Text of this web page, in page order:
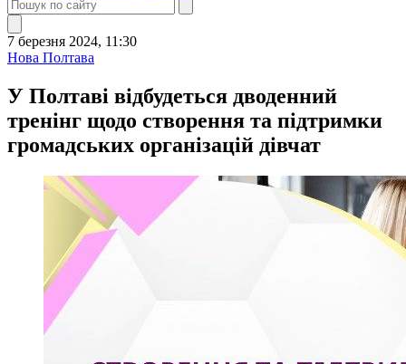
7 березня 2024, 11:30
Нова Полтава
У Полтаві відбудеться дводенний
тренінг щодо створення та підтримки
громадських організацій дівчат